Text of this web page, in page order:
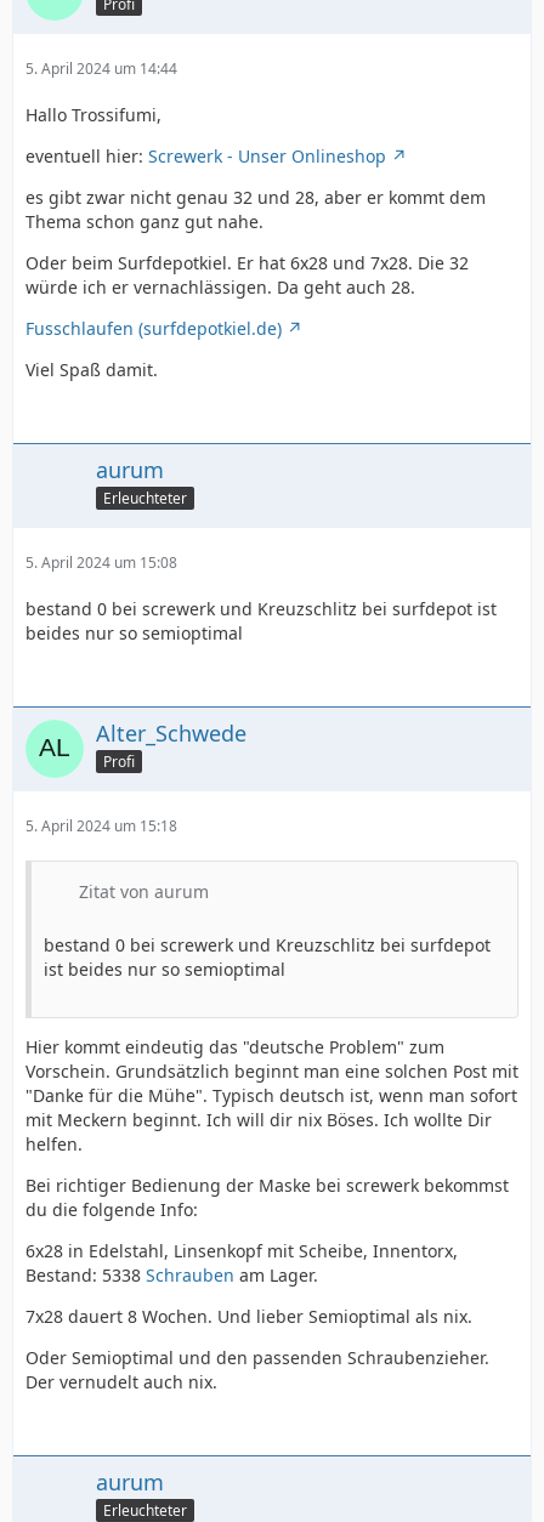
5. April 2024 um 14:44
Hallo Trossifumi,
eventuell hier: Screwerk - Unser Onlineshop
es gibt zwar nicht genau 32 und 28, aber er kommt dem
Thema schon ganz gut nahe.
Oder beim Surfdepotkiel. Er hat 6x28 und 7x28. Die 32
würde ich er vernachlässigen. Da geht auch 28.
Fusschlaufen (surfdepotkiel.de)
Viel Spaß damit.
aurum
Erleuchteter
5. April 2024 um 15:08
bestand 0 bei screwerk und Kreuzschlitz bei surfdepot ist
beides nur so semioptimal
Alter_Schwede
Profi
5. April 2024 um 15:18
Zitat von aurum
bestand 0 bei screwerk und Kreuzschlitz bei surfdepot
ist beides nur so semioptimal
Hier kommt eindeutig das "deutsche Problem" zum
Vorschein. Grundsätzlich beginnt man eine solchen Post mit
"Danke für die Mühe". Typisch deutsch ist, wenn man sofort
mit Meckern beginnt. Ich will dir nix Böses. Ich wollte Dir
helfen.
Bei richtiger Bedienung der Maske bei screwerk bekommst
du die folgende Info:
6x28 in Edelstahl, Linsenkopf mit Scheibe, Innentorx,
Bestand: 5338 Schrauben am Lager.
7x28 dauert 8 Wochen. Und lieber Semioptimal als nix.
Oder Semioptimal und den passenden Schraubenzieher.
Der vernudelt auch nix.
aurum
Erleuchteter